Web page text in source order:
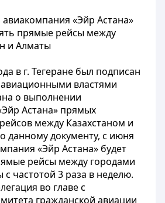
«Эйр Астана»
прямые рейсы между
и Алматы
в г. Тегеране был подписан
властями
о выполнении
Астана» прямых
между Казахстаном и
данному документу, с июня
«Эйр Астана» будет
рейсы между городами
с частотой 3 раза в неделю.
во главе с
гражданской авиации